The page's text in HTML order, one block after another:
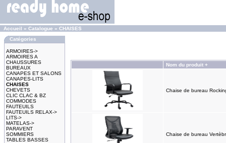
Accueil » Catalogue » CHAISES
Catégories
ARMOIRES->
ARMOIRES A
CHAUSSURES
BUREAUX
CANAPES ET SALONS
CANAPES-LITS
CHAISES
CHEVETS
CLIC CLAC & BZ
COMMODES
FAUTEUILS
FAUTEUILS RELAX->
LITS->
MATELAS->
PARAVENT
SOMMIERS
TABLES BASSES
Nom du produit +
Chaise de bureau
Chaise de bureau